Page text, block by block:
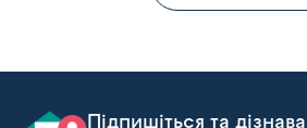
Підпишіться та